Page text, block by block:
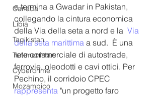
Canada
Libia
Tagikistan
Turkmenistan
Cybercrime
Mozambico
e termina a Gwadar in Pakistan,
collegando la cintura economica
della Via della seta a nord e la Via
della seta marittima a sud.  È una
rete commerciale di autostrade,
ferrovie, oleodotti e cavi ottici. Per
Pechino, il corridoio CPEC
rappresenta "un progetto faro